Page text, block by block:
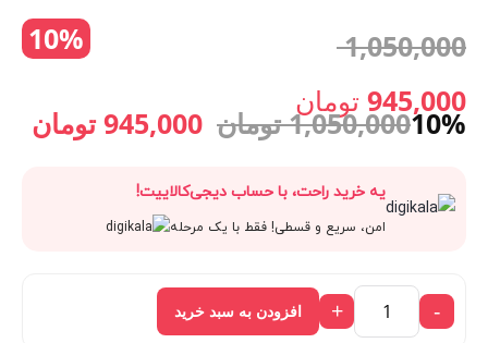
بود.
فعلی:
10% 1,050,000
اصلی:
بود.
945,000 تومان
فعلی:
10%
1,050,000 تومان قیمت
اصلی:
بود.
945,000 تومان
یه خرید راحت، با حساب دیجی‌کالاییت!
امن، سریع و قسطی! فقط با یک مرحله
-
+ افزودن به سبد خرید